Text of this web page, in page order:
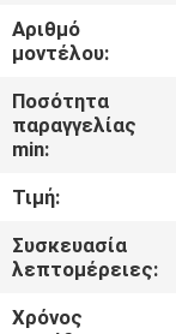
ΞΕΝΆΓΗΣΗ
ΣΤΟ
ΕΡΓΟΣΤΆΣΙΟ
ΜΑΖΊ
Αριθμό
μοντέλου:
Ποσότητα
παραγγελίας
min:
Τιμή:
Συσκευασία
λεπτομέρειες:
Χρόνος